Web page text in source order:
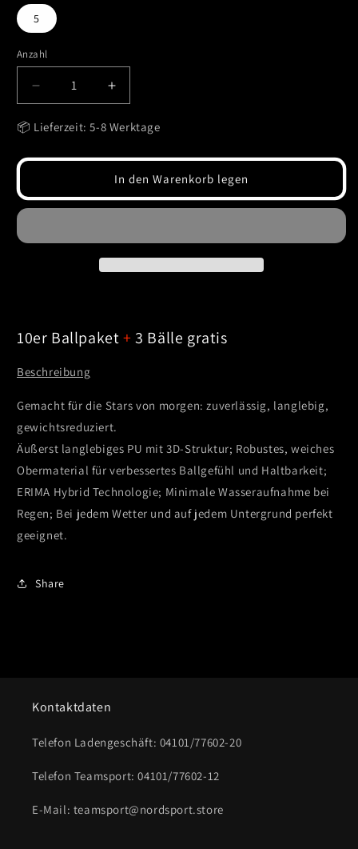
5
Anzahl
Verringere
die
Menge
10er
HYBRID
LITE
+
Erhöhe
die
Menge
10er
Ballpaket
HYBRID
LITE
+
3
Bälle
📦 Lieferzeit: 5-8 Werktage
In den Warenkorb legen
10er Ballpaket+3 Bälle gratis
Beschreibung
Gemacht für die Stars von morgen: zuverlässig, langlebig,
gewichtsreduziert.
Äußerst langlebiges PU mit 3D-Struktur; Robustes, weiches
Obermaterial für verbessertes Ballgefühl und Haltbarkeit;
ERIMA Hybrid Technologie; Minimale Wasseraufnahme bei
Regen; Bei jedem Wetter und auf jedem Untergrund perfekt
geeignet.
Share
Kontaktdaten
Telefon Ladengeschäft: 04101/77602-20
Telefon Teamsport: 04101/77602-12
E-Mail: teamsport@nordsport.store